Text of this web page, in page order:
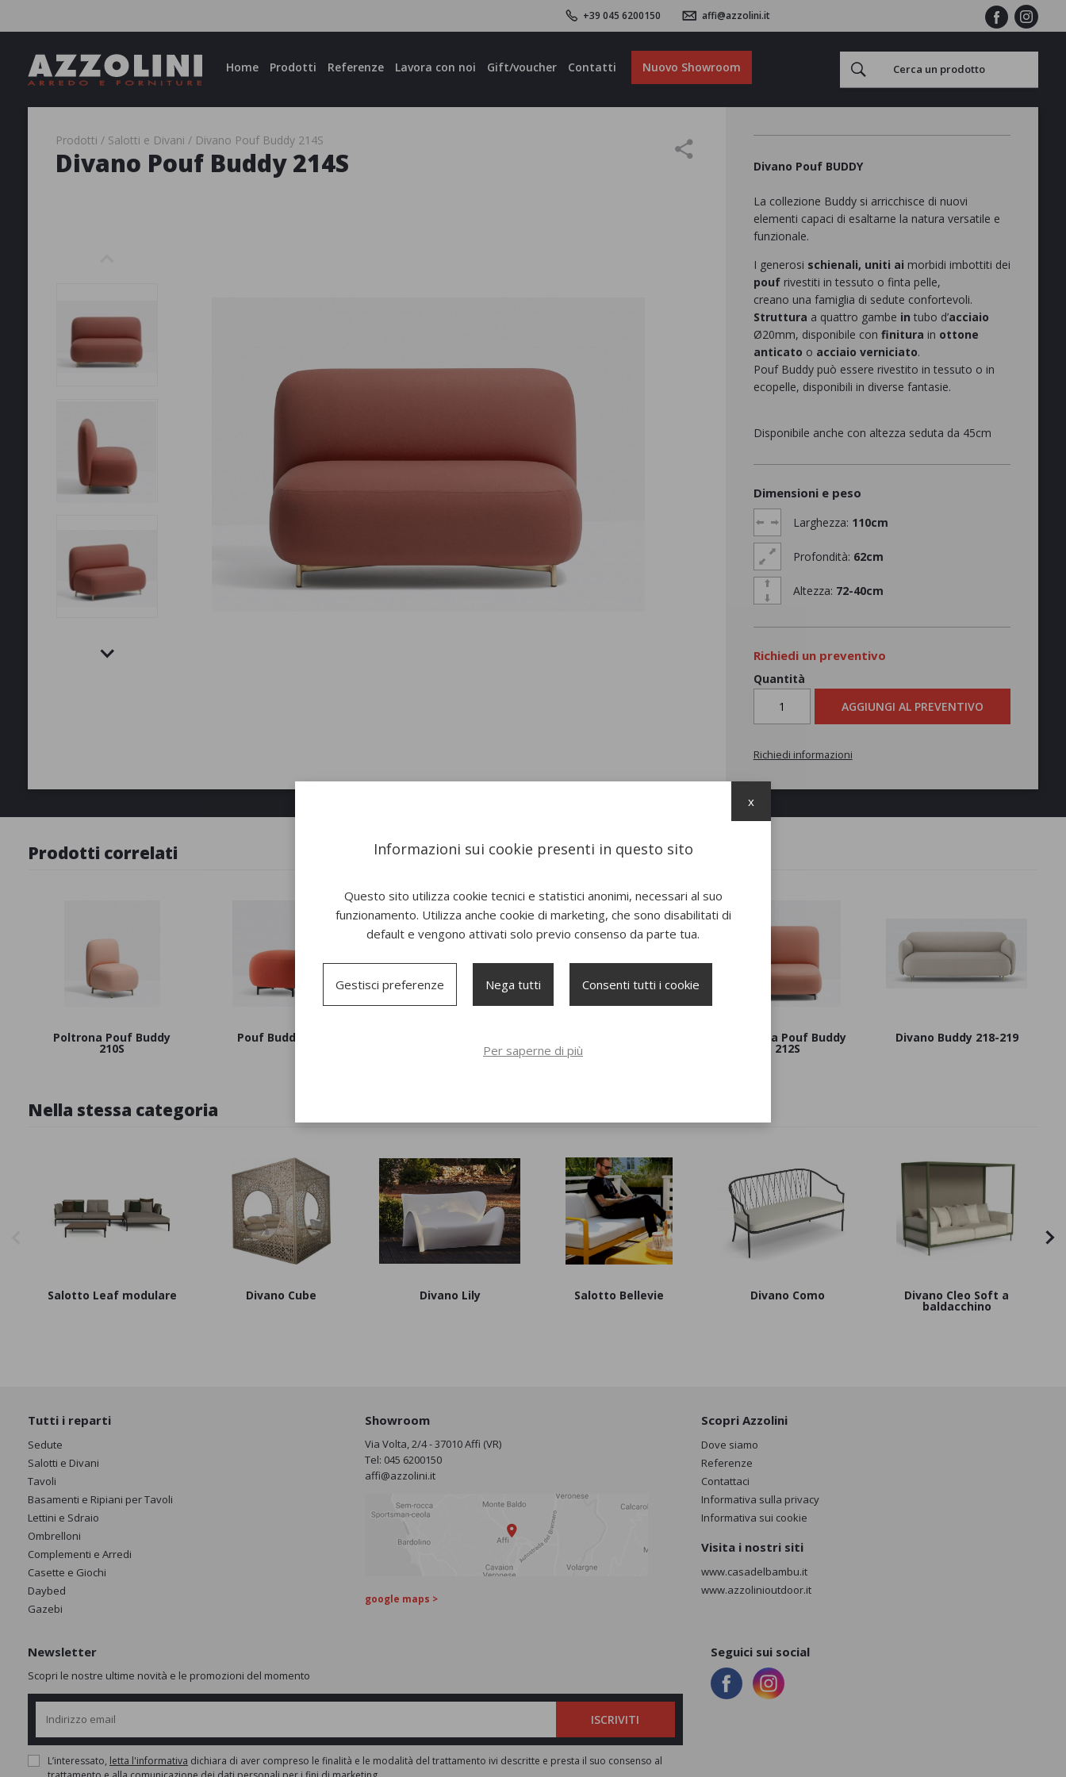
+39 045 6200150 affi@azzolini.it
Home Prodotti Referenze Lavora con noi Gift/voucher Contatti Nuovo Showroom
Prodotti Salotti e Divani Divano Pouf Buddy 214S
Divano Pouf Buddy 214S Divano Pouf BUDDY
La collezione Buddy si arricchisce di nuovi
elementi capaci di esaltarne la natura versatile e
funzionale.
I generosi schienali, uniti ai morbidi imbottiti dei
poufrivestiti in tessuto o finta pelle,
creano una famiglia di sedute confortevoli.
Struttura a quattro gambe in tubo d’acciaio
Ø20mm, disponibile con finitura in ottone
anticato o acciaio verniciato.
Pouf Buddy può essere rivestito in tessuto o in
ecopelle, disponibili in diverse fantasie.
Disponibile anche con altezza seduta da 45cm
Dimensioni e peso
Larghezza: 110cm
Profondità: 62cm
Altezza: 72-40cm
Richiedi un preventivo
Quantità
AGGIUNGI AL PREVENTIVO
Richiedi informazioni
Prodotti correlati
Poltrona Pouf Buddy
210S
Pouf Buddy 210 Poltrona Pouf Buddy
212S
Divano Buddy 218-219
Nella stessa categoria
Salotto Leaf modulare Divano Cube Divano Lily Salotto Bellevie Divano Como Divano Cleo Soft a
baldacchino
Tutti i reparti
Sedute
Salotti e Divani
Tavoli
Basamenti e Ripiani per Tavoli
Lettini e Sdraio
Ombrelloni
Complementi e Arredi
Casette e Giochi
Daybed
Gazebi
Showroom
Via Volta, 2/4 - 37010 Affi (VR)
Tel: 045 6200150
affi@azzolini.it
google maps >
Scopri Azzolini
Dove siamo
Referenze
Contattaci
Informativa sulla privacy
Informativa sui cookie
Visita i nostri siti
www.casadelbambu.it
www.azzolinioutdoor.it
Newsletter
Scopri le nostre ultime novità e le promozioni del momento
ISCRIVITI
L’interessato, letta l'informativa dichiara di aver compreso le finalità e le modalità del trattamento ivi descritte e presta il suo consenso al
Seguici sui social
Informazioni sui cookie presenti in questo sito
Questo sito utilizza cookie tecnici e statistici anonimi, necessari al suo
funzionamento. Utilizza anche cookie di marketing, che sono disabilitati di
default e vengono attivati solo previo consenso da parte tua.
Gestisci preferenze Nega tutti Consenti tutti i cookie
Per saperne di più
x